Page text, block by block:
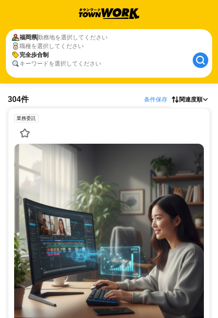
福岡県勤務地を選択してください
職種を選択してください
完全歩合制
キーワードを選択してください
304件 条件保存 関連度順
業務委託